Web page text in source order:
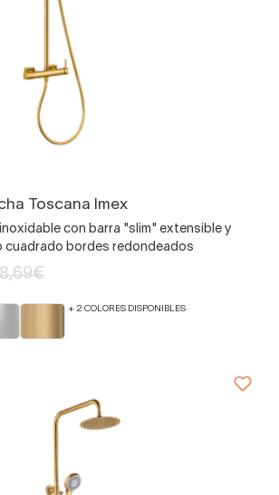
Toscana Imex
con barra "slim" extensible y
cuadrado bordes redondeados
+ 2 COLORES DISPONIBLES